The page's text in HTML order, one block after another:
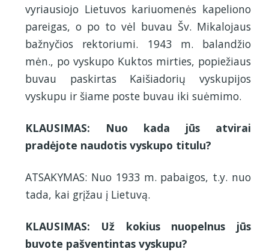
vyriausiojo Lietuvos kariuomenės kapeliono
pareigas, o po to vėl buvau Šv. Mikalojaus
bažnyčios rektoriumi. 1943 m. balandžio
mėn., po vyskupo Kuktos mirties, popiežiaus
buvau paskirtas Kaišiadorių vyskupijos
vyskupu ir šiame poste buvau iki suėmimo.
KLAUSIMAS: Nuo kada jūs atvirai
pradėjote naudotis vyskupo titulu?
ATSAKYMAS: Nuo 1933 m. pabaigos, t.y. nuo
tada, kai grįžau į Lietuvą.
KLAUSIMAS: Už kokius nuopelnus jūs
buvote pašventintas vyskupu?